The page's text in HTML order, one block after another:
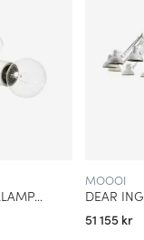
CLUSTERLAMP TAKLAMPA WHITE
MOOOI
51 155 kr